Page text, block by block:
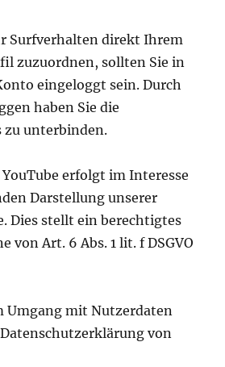
Surfverhalten direkt Ihrem
zuzuordnen, sollten Sie in
eingeloggt sein. Durch
haben Sie die
zu unterbinden.
erfolgt im Interesse
Darstellung unserer
Dies stellt ein berechtigtes
von Art. 6 Abs. 1 lit. f DSGVO
Umgang mit Nutzerdaten
von